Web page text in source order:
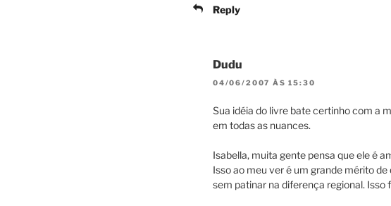
Reply
Dudu
04/06/2007 ÀS 15:30
Sua idéia do livre bate certinho com a
em todas as nuances.
Isabella, muita gente pensa que ele é
Isso ao meu ver é um grande mérito
sem patinar na diferença regional.